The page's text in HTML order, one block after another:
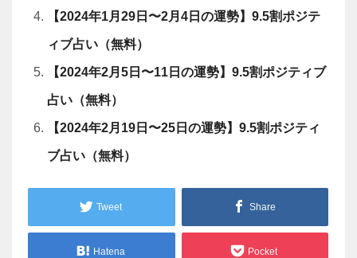
【2024年1月29日〜2月4日の運勢】9.5割ポジテ
ィブ占い（無料）
【2024年2月5日〜11日の運勢】9.5割ポジティブ
占い（無料）
【2024年2月19日〜25日の運勢】9.5割ポジティ
ブ占い（無料）
Tweet Share
Hatena Pocket